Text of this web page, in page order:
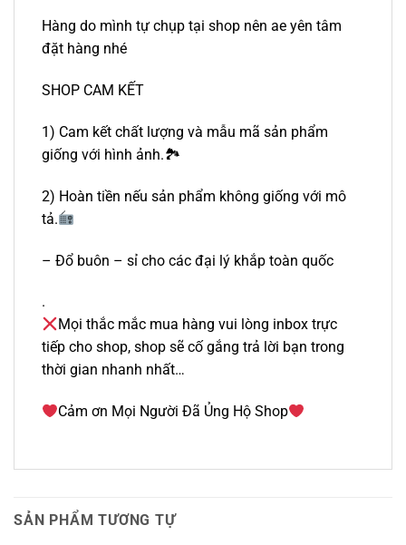
Hàng do mình tự chụp tại shop nên ae yên tâm
đặt hàng nhé
SHOP CAM KẾT
1) Cam kết chất lượng và mẫu mã sản phẩm
giống với hình ảnh.🏞
2) Hoàn tiền nếu sản phẩm không giống với mô
tả.
– Đổ buôn – sỉ cho các đại lý khắp toàn quốc
.
Mọi thắc mắc mua hàng vui lòng inbox trực
tiếp cho shop, shop sẽ cố gắng trả lời bạn trong
thời gian nhanh nhất…
Cảm ơn Mọi Người Đã Ủng Hộ Shop
SẢN PHẨM TƯƠNG TỰ